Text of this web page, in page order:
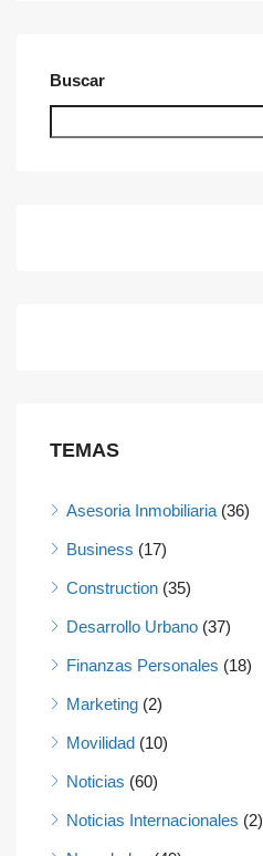
Buscar
TEMAS
Asesoria Inmobiliaria (36)
Business (17)
Construction (35)
Desarrollo Urbano (37)
Finanzas Personales (18)
Marketing (2)
Movilidad (10)
Noticias (60)
Noticias Internacionales (2)